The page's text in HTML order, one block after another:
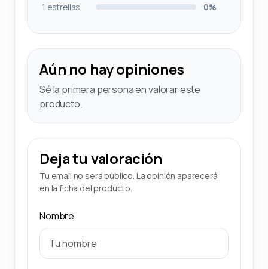
1 estrellas
0%
Aún no hay opiniones
Sé la primera persona en valorar este
producto.
Deja tu valoración
Tu email no será público. La opinión aparecerá
en la ficha del producto.
Nombre